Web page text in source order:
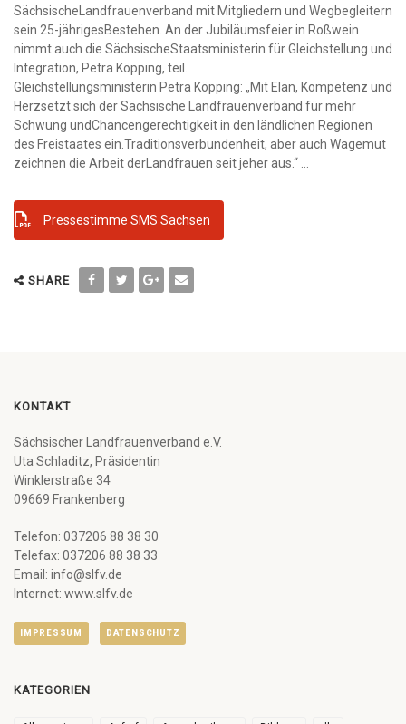
SächsischeLandfrauenverband mit Mitgliedern und Wegbegleitern
sein 25-jährigesBestehen. An der Jubiläumsfeier in Roßwein
nimmt auch die SächsischeStaatsministerin für Gleichstellung und
Integration, Petra Köpping, teil.
Gleichstellungsministerin Petra Köpping: „Mit Elan, Kompetenz und
Herzsetzt sich der Sächsische Landfrauenverband für mehr
Schwung undChancengerechtigkeit in den ländlichen Regionen
des Freistaates ein.Traditionsverbundenheit, aber auch Wagemut
zeichnen die Arbeit derLandfrauen seit jeher aus.“ ...
Pressestimme SMS Sachsen
SHARE
KONTAKT
Sächsischer Landfrauenverband e.V.
Uta Schladitz, Präsidentin
Winklerstraße 34
09669 Frankenberg
Telefon: 037206 88 38 30
Telefax: 037206 88 38 33
Email: info@slfv.de
Internet: www.slfv.de
IMPRESSUM DATENSCHUTZ
KATEGORIEN